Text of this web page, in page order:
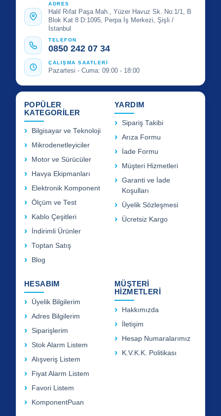
ADRES
Halil Rıfat Paşa Mah., Yüzer Havuz Sk. No:1/1, B
Blok Kat 8 D:1095, Perpa İş Merkezi, Şişli /
İstanbul
TELEFON
0850 242 07 34
ÇALIŞMA SAATLERİ
Pazartesi - Cuma: 09:00 - 18:00
POPÜLER
KATEGORİLER
Bilgisayar ve Teknoloji
Mikrodenetleyiciler
Motor ve Sürücüler
Havya Ekipmanları
Elektronik Komponent
Ölçüm ve Test
Kablo Çeşitleri
İndirimli Ürünler
Toptan Satış
Blog
YARDIM
Sipariş Takibi
Arıza Formu
İade Formu
Müşteri Hizmetleri
Garanti ve İade
Koşulları
Üyelik Sözleşmesi
Ücretsiz Kargo
HESABIM
Üyelik Bilgilerim
Adres Bilgilerim
Siparişlerim
Stok Alarm Listem
Alışveriş Listem
Fiyat Alarm Listem
Favori Listem
KomponentPuan
MÜŞTERİ
HİZMETLERİ
Hakkımızda
İletişim
Hesap Numaralarımız
K.V.K.K. Politikası